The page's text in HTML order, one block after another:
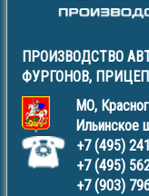
ПРОИЗВОДСТВО
ФУРГОНОВ,
МО,
Ильинское
+7 (495)
+7 (495)
+7 (903)